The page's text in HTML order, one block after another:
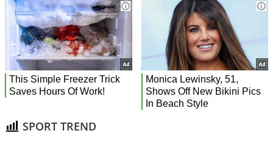
SPORT TREND